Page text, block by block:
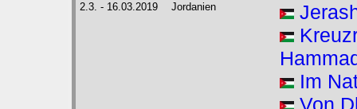
2.3. - 16.03.2019 Jordanien
Im
Von